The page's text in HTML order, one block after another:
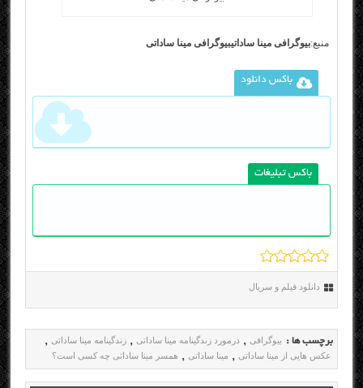
منبع:بیوگرافی مینا ساداتیبیوگرافی مینا ساداتی
باکس دانلود
باکس تبلیغات
دانلود فیلم و سریال
برچسب ها : بیوگرافی , درمورد زندگینامه مینا ساداتی , زندگینامه مینا ساداتی ,
عکس هایی از مینا ساداتی , مینا ساداتی , همسر مینا ساداتی چه کسی است؟